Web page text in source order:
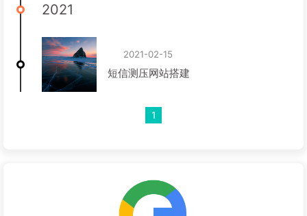
2021
2021-02-15
短信测压网站搭建
1